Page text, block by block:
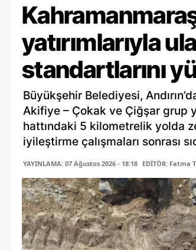
yatırımlarıyla
standartlarını
Büyükşehir Belediyesi,
Akifiye – Çokak ve Çiğşar grup
hattındaki 5 kilometrelik yolda
iyileştirme çalışmaları sonrası
YAYINLAMA: 07 Ağustos 2026 - 18:18 EDİTÖR: Fatma